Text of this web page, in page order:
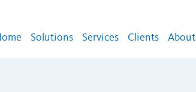
Solutions Services Clients About